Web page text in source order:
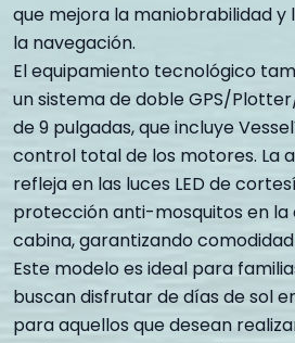
que mejora la maniobrabilidad y
la navegación.
El equipamiento tecnológico
un sistema de doble GPS/
de 9 pulgadas, que incluye
control total de los motores. La
refleja en las luces LED de
protección anti-mosquitos en la
cabina, garantizando
Este modelo es ideal para
buscan disfrutar de días de sol
para aquellos que desean